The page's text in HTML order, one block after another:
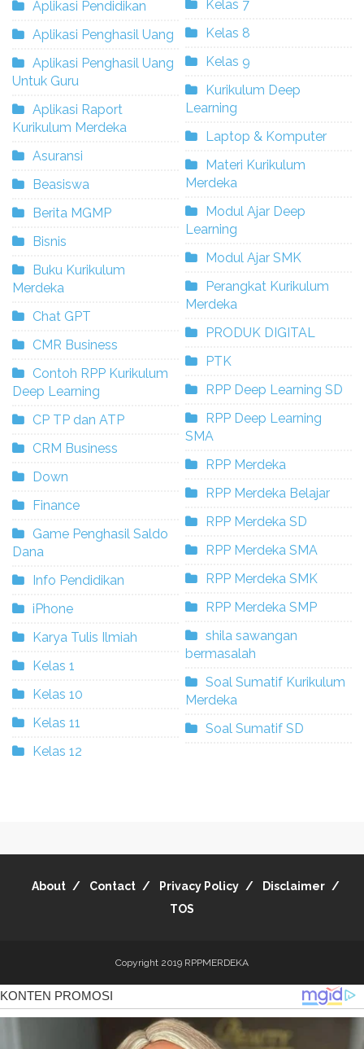
Aplikasi Pendidikan
Aplikasi Penghasil Uang
Aplikasi Penghasil Uang
Untuk Guru
Aplikasi Raport
Kurikulum Merdeka
Asuransi
Beasiswa
Berita MGMP
Bisnis
Buku Kurikulum
Merdeka
Chat GPT
CMR Business
Contoh RPP Kurikulum
Deep Learning
CP TP dan ATP
CRM Business
Down
Finance
Game Penghasil Saldo
Dana
Info Pendidikan
iPhone
Karya Tulis Ilmiah
Kelas 1
Kelas 10
Kelas 11
Kelas 12
Kelas 7
Kelas 8
Kelas 9
Kurikulum Deep
Learning
Laptop & Komputer
Materi Kurikulum
Merdeka
Modul Ajar Deep
Learning
Modul Ajar SMK
Perangkat Kurikulum
Merdeka
PRODUK DIGITAL
PTK
RPP Deep Learning SD
RPP Deep Learning
SMA
RPP Merdeka
RPP Merdeka Belajar
RPP Merdeka SD
RPP Merdeka SMA
RPP Merdeka SMK
RPP Merdeka SMP
shila sawangan
bermasalah
Soal Sumatif Kurikulum
Merdeka
Soal Sumatif SD
About Contact Privacy Policy
Disclaimer
TOS
Copyright 2019 RPPMERDEKA